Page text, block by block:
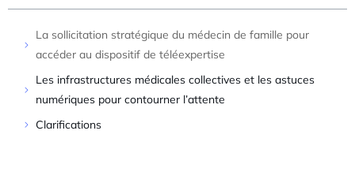
La sollicitation stratégique du médecin de famille pour
accéder au dispositif de téléexpertise
Les infrastructures médicales collectives et les astuces
numériques pour contourner l’attente
Clarifications